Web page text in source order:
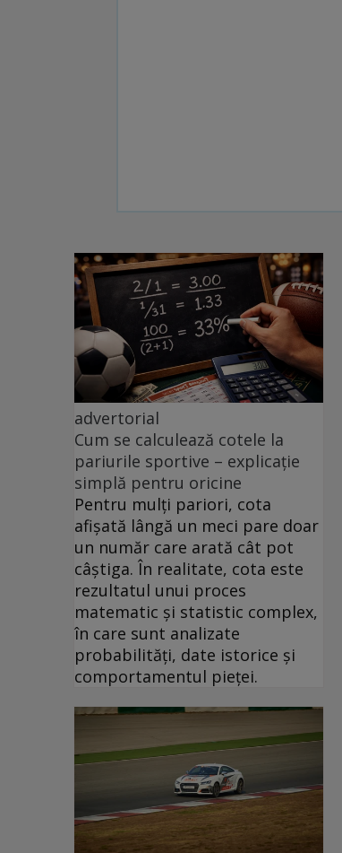
advertorial
Cum se calculează cotele la
pariurile sportive – explicație
simplă pentru oricine
Pentru mulți pariori, cota
afișată lângă un meci pare doar
un număr care arată cât pot
câștiga. În realitate, cota este
rezultatul unui proces
matematic și statistic complex,
în care sunt analizate
probabilități, date istorice și
comportamentul pieței.